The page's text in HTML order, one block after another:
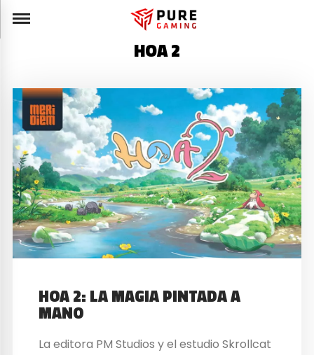
HOA 2
HOA 2: LA MAGIA PINTADA A
MANO
La editora PM Studios y el estudio Skrollcat